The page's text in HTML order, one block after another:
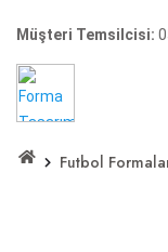
Müşteri Temsilcisi:
Futbol